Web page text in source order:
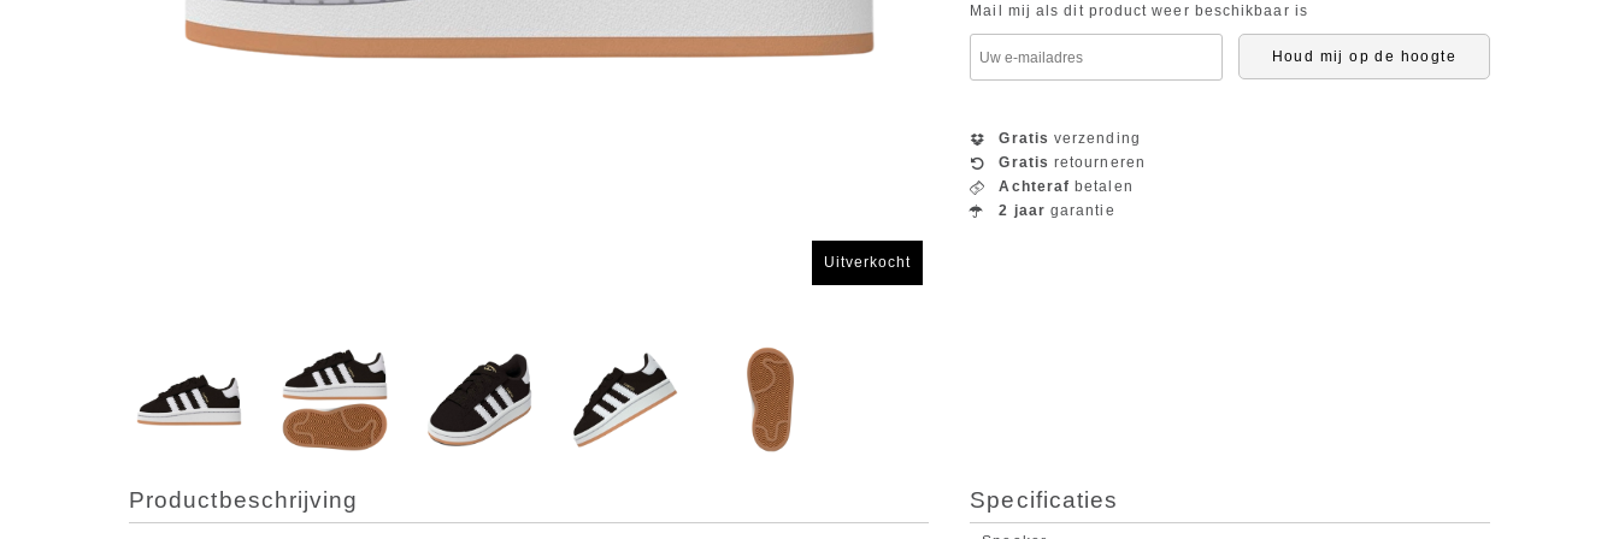
Uitverkocht
Mail mij als dit product weer beschikbaar is
Houd mij op de hoogte
Gratis verzending
Gratis retourneren
Achteraf betalen
2 jaar garantie
Productbeschrijving Specificaties